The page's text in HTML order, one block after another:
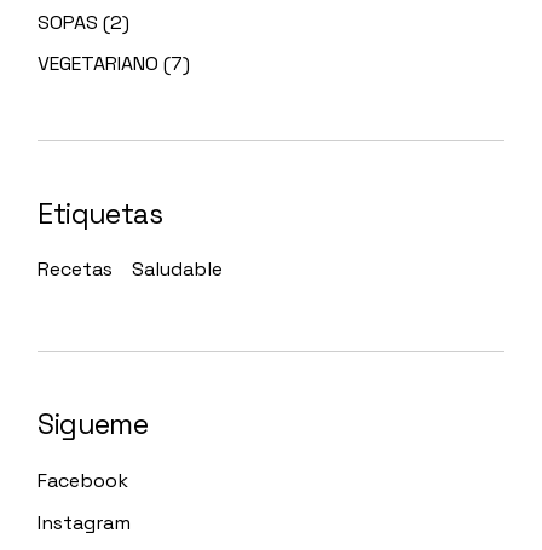
SOPAS (2)
VEGETARIANO (7)
Etiquetas
Recetas Saludable
Sigueme
Facebook
Instagram